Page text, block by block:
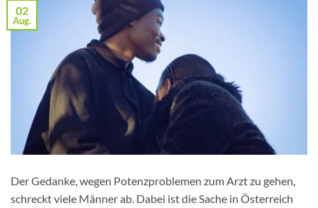
02
Aug.
Der Gedanke, wegen Potenzproblemen zum Arzt zu gehen,
schreckt viele Männer ab. Dabei ist die Sache in Österreich